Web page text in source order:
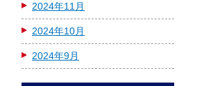
2024年11月
2024年10月
2024年9月